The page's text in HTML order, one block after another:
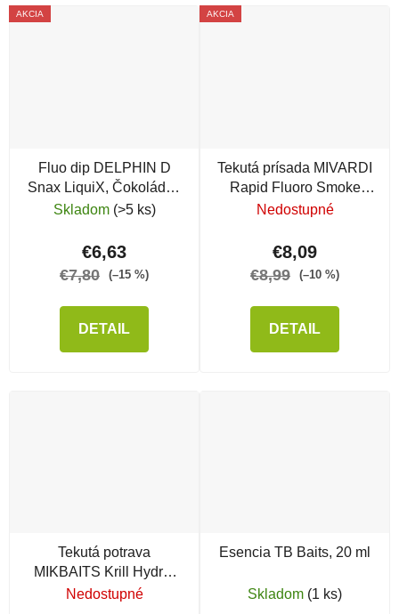
AKCIA
Fluo dip DELPHIN D
Snax LiquiX, Čokoláda -
Banán
Skladom (>5 ks)
€6,63
€7,80 (–15 %)
DETAIL
AKCIA
Tekutá prísada MIVARDI
Rapid Fluoro Smoke
Sweet
Nedostupné
€8,09
€8,99 (–10 %)
DETAIL
Tekutá potrava
MIKBAITS Krill Hydro,
300ml
Nedostupné
Esencia TB Baits, 20 ml
Skladom (1 ks)